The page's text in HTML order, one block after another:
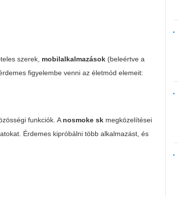
szerek, mobilalkalmazások (beleértve a
figyelembe venni az életmód elemeit:
funkciók. A nosmoke sk megközelítései
Érdemes kipróbálni több alkalmazást, és